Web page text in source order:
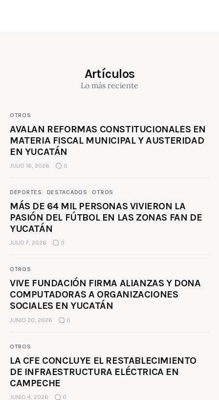
Artículos
Lo más reciente
OTROS
AVALAN REFORMAS CONSTITUCIONALES EN
MATERIA FISCAL MUNICIPAL Y AUSTERIDAD
EN YUCATÁN
JULIO 16, 2026 0
DEPORTES DESTACADOS OTROS
MÁS DE 64 MIL PERSONAS VIVIERON LA
PASIÓN DEL FÚTBOL EN LAS ZONAS FAN DE
YUCATÁN
JULIO 7, 2026 0
OTROS
VIVE FUNDACIÓN FIRMA ALIANZAS Y DONA
COMPUTADORAS A ORGANIZACIONES
SOCIALES EN YUCATÁN
JUNIO 30, 2026 0
OTROS
LA CFE CONCLUYE EL RESTABLECIMIENTO
DE INFRAESTRUCTURA ELÉCTRICA EN
CAMPECHE
JUNIO 4, 2026 0